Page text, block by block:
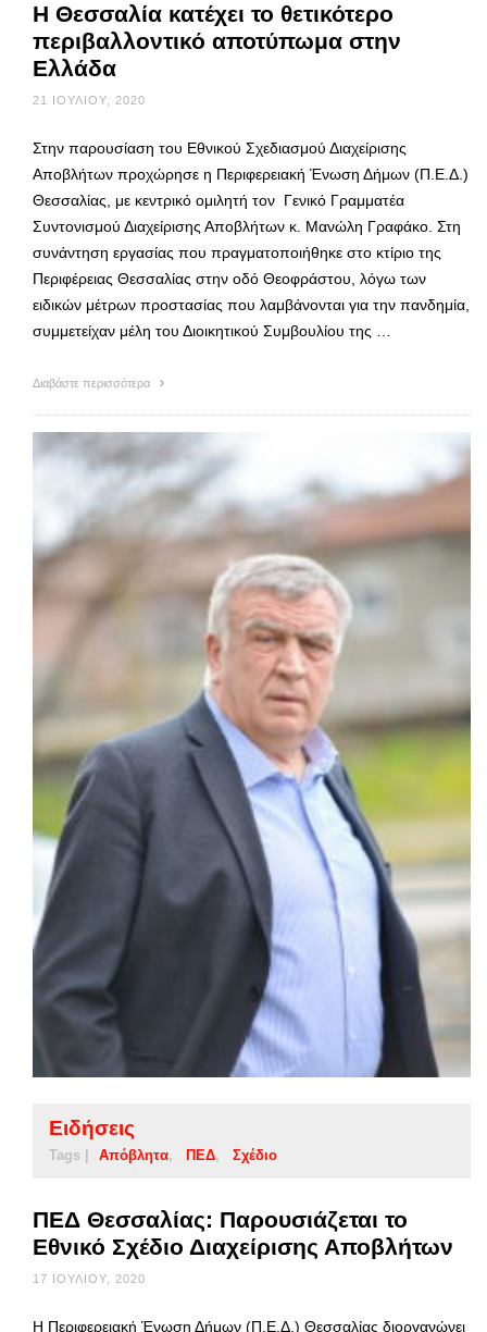
Η Θεσσαλία κατέχει το θετικότερο
περιβαλλοντικό αποτύπωμα στην
Ελλάδα
21 ΙΟΥΛΊΟΥ, 2020
Στην παρουσίαση του Εθνικού Σχεδιασμού Διαχείρισης
Αποβλήτων προχώρησε η Περιφερειακή Ένωση Δήμων (Π.Ε.Δ.)
Θεσσαλίας, με κεντρικό ομιλητή τον Γενικό Γραμματέα
Συντονισμού Διαχείρισης Αποβλήτων κ. Μανώλη Γραφάκο. Στη
συνάντηση εργασίας που πραγματοποιήθηκε στο κτίριο της
Περιφέρειας Θεσσαλίας στην οδό Θεοφράστου, λόγω των
ειδικών μέτρων προστασίας που λαμβάνονται για την πανδημία,
συμμετείχαν μέλη του Διοικητικού Συμβουλίου της …
Διαβάστε περισσότερα
Ειδήσεις
Tags | Απόβλητα ΠΕΔ Σχέδιο
ΠΕΔ Θεσσαλίας: Παρουσιάζεται το
Εθνικό Σχέδιο Διαχείρισης Αποβλήτων
17 ΙΟΥΛΊΟΥ, 2020
Η Περιφερειακή Ένωση Δήμων (Π.Ε.Δ.) Θεσσαλίας διοργανώνει